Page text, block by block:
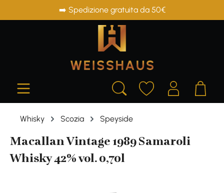
➡️ Spedizione gratuita da 50€
Whisky Scozia Speyside
Macallan Vintage 1989 Samaroli
Whisky 42% vol. 0,70l